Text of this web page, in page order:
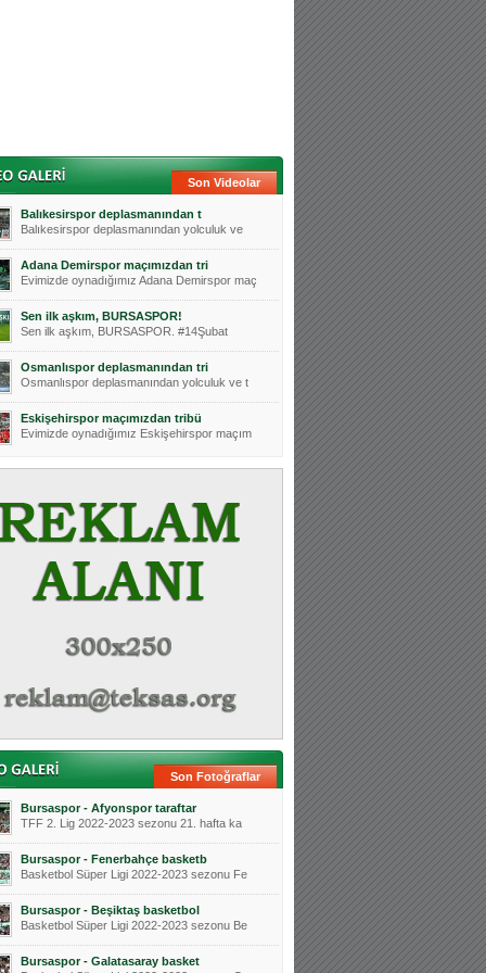
Son Videolar
Balıkesirspor deplasmanından t
Balıkesirspor deplasmanından yolculuk ve
Adana Demirspor maçımızdan tri
Evimizde oynadığımız Adana Demirspor maç
Sen ilk aşkım, BURSASPOR!
Sen ilk aşkım, BURSASPOR. #14Şubat
Osmanlıspor deplasmanından tri
Osmanlıspor deplasmanından yolculuk ve t
Eskişehirspor maçımızdan tribü
Evimizde oynadığımız Eskişehirspor maçım
Son Fotoğraflar
Bursaspor - Afyonspor taraftar
TFF 2. Lig 2022-2023 sezonu 21. hafta ka
Bursaspor - Fenerbahçe basketb
Basketbol Süper Ligi 2022-2023 sezonu Fe
Bursaspor - Beşiktaş basketbol
Basketbol Süper Ligi 2022-2023 sezonu Be
Bursaspor - Galatasaray basket